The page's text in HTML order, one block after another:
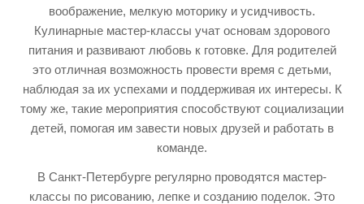
воображение, мелкую моторику и усидчивость.
Кулинарные мастер-классы учат основам здорового
питания и развивают любовь к готовке. Для родителей
это отличная возможность провести время с детьми,
наблюдая за их успехами и поддерживая их интересы. К
тому же, такие мероприятия способствуют социализации
детей, помогая им завести новых друзей и работать в
команде.
В Санкт-Петербурге регулярно проводятся мастер-
классы по рисованию, лепке и созданию поделок. Это